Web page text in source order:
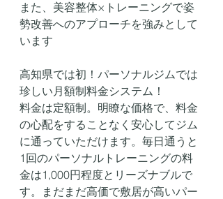
また、美容整体×トレーニングで姿
勢改善へのアプローチを強みとして
います
高知県では初！パーソナルジムでは
珍しい月額制料金システム！
料金は定額制。明瞭な価格で、料金
の心配をすることなく安心してジム
に通っていただけます。毎日通うと
1回のパーソナルトレーニングの料
金は1,000円程度とリーズナブルで
す。まだまだ高価で敷居が高いパー